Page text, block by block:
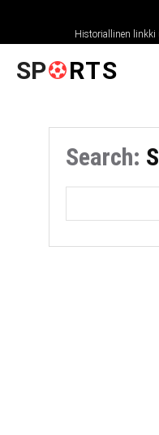
Historiallinen linkki
SP RTS
Search: